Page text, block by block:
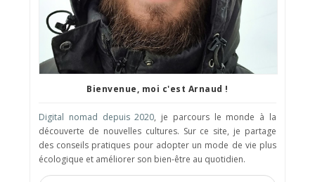
Bienvenue, moi c'est Arnaud !
Digital nomad depuis 2020, je parcours le monde à la
découverte de nouvelles cultures. Sur ce site, je partage
des conseils pratiques pour adopter un mode de vie plus
écologique et améliorer son bien-être au quotidien.